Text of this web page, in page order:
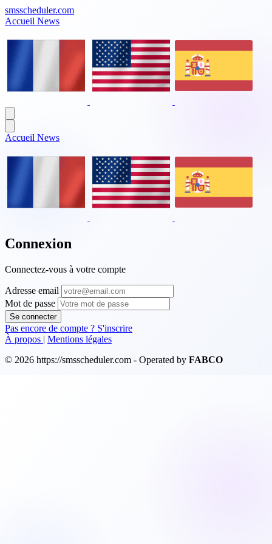
smsscheduler.com
Accueil News
Accueil News
Connexion
Connectez-vous à votre compte
Adresse email
Mot de passe
Se connecter
Pas encore de compte ? S'inscrire
À propos | Mentions légales
© 2026 https://smsscheduler.com - Operated by FABCO